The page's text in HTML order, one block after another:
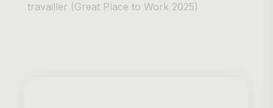
travailler (Great Place to Work 2025)